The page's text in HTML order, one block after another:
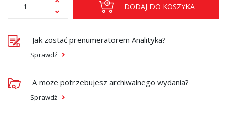
DODAJ DO KOSZYKA
Jak zostać prenumeratorem Analityka?
Sprawdź
A może potrzebujesz archiwalnego wydania?
Sprawdź